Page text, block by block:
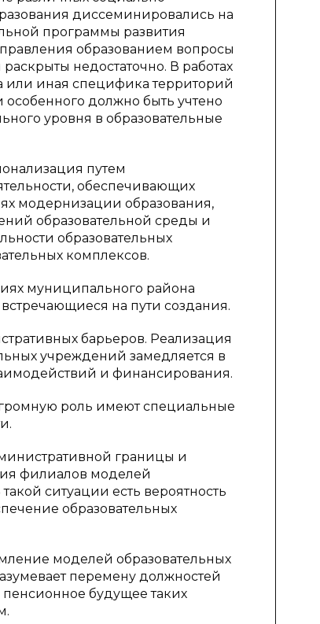
диссеминировались на
программы развития
образованием вопросы
недостаточно. В работах
или иная специфика территорий
особенного должно быть учтено
уровня в образовательные
путем
обеспечивающих
модернизации образования,
образовательной среды и
образовательных
комплексов.
муниципального района
на пути создания.
барьеров. Реализация
учреждений замедляется в
и финансирования.
роль имеют специальные
границы и
филиалов моделей
ситуации есть вероятность
образовательных
моделей образовательных
перемену должностей
пенсионное будущее таких